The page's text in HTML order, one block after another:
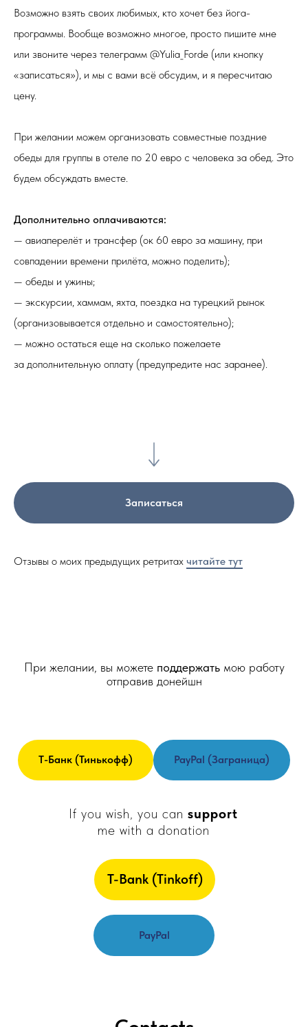
Возможно взять своих любимых, кто хочет без йога-
программы. Вообще возможно многое, просто пишите мне
или звоните через телеграмм @Yulia_Forde (или кнопку
«записаться»), и мы с вами всё обсудим, и я пересчитаю
цену.
При желании можем организовать совместные поздние
обеды для группы в отеле по 20 евро с человека за обед. Это
будем обсуждать вместе.
Дополнительно оплачиваются:
— авиаперелёт и трансфер (ок 60 евро за машину, при
совпадении времени прилёта, можно поделить);
— обеды и ужины;
— экскурсии, хаммам, яхта, поездка на турецкий рынок
(организовывается отдельно и самостоятельно);
— можно остаться еще на сколько пожелаете
за дополнительную оплату (предупредите нас заранее).
Записаться
Отзывы о моих предыдущих ретритах читайте тут
При желании, вы можете поддержать мою работу
отправив донейшн
Т-Банк (Тинькофф) PayPal (заграница)
If you wish, you can support
me with a donation
T-Bank (Tinkoff)
PayPal